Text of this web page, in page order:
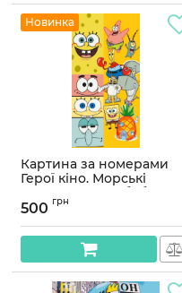
Новинка
Картина за номерами
Герої кіно. Морські
пригоди Спанчбоб 40*80
см Орігамі LW 5139
Артикул:LW5139
500 грн